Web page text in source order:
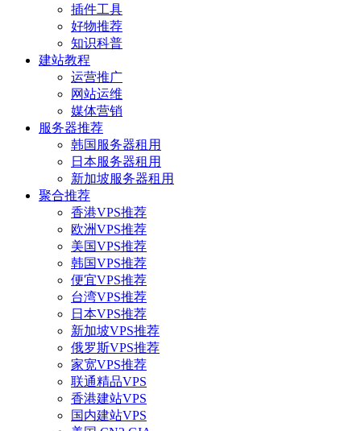
插件工具
好物推荐
知识科普
建站教程
运营推广
网站运维
媒体营销
服务器推荐
韩国服务器租用
日本服务器租用
新加坡服务器租用
聚合推荐
香港VPS推荐
欧洲VPS推荐
美国VPS推荐
韩国VPS推荐
便宜VPS推荐
台湾VPS推荐
日本VPS推荐
新加坡VPS推荐
俄罗斯VPS推荐
家宽VPS推荐
联通精品VPS
香港建站VPS
国内建站VPS